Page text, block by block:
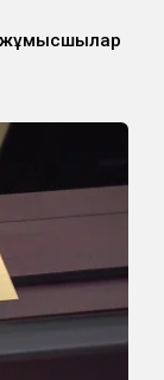
жұмысшылар